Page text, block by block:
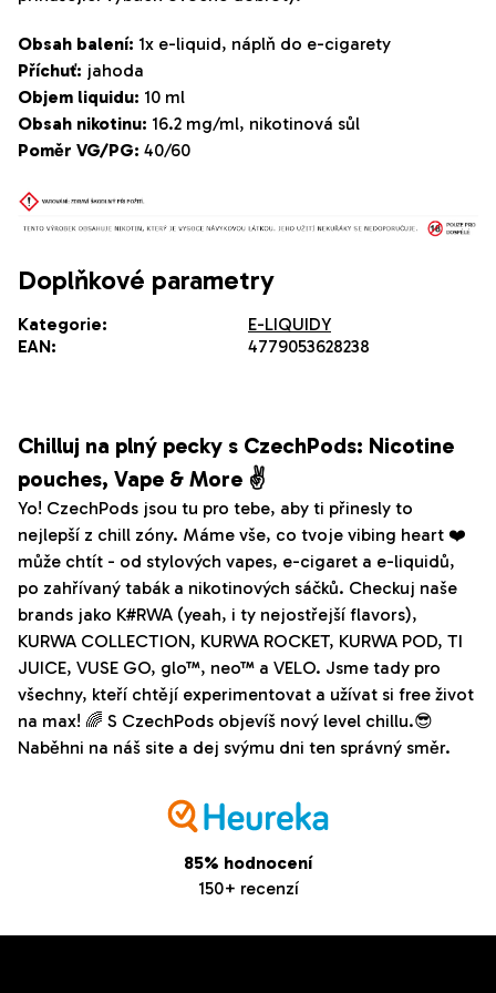
Obsah balení: 1x e-liquid, náplň do e-cigarety
Příchuť: jahoda
Objem liquidu: 10 ml
Obsah nikotinu: 16.2 mg/ml, nikotinová sůl
Poměr VG/PG: 40/60
Doplňkové parametry
Kategorie:
E-LIQUIDY
EAN: 4779053628238
Chilluj na plný pecky s CzechPods: Nicotine
pouches, Vape & More ✌️
Yo! CzechPods jsou tu pro tebe, aby ti přinesly to
nejlepší z chill zóny. Máme vše, co tvoje vibing heart ❤️
může chtít - od stylových vapes, e-cigaret a e-liquidů,
po zahřívaný tabák a nikotinových sáčků. Checkuj naše
brands jako K#RWA (yeah, i ty nejostřejší flavors),
KURWA COLLECTION, KURWA ROCKET, KURWA POD, TI
JUICE, VUSE GO, glo™, neo™ a VELO. Jsme tady pro
všechny, kteří chtějí experimentovat a užívat si free život
na max! 🌈 S CzechPods objevíš nový level chillu.😎
Naběhni na náš site a dej svýmu dni ten správný směr.
85% hodnocení
150+ recenzí